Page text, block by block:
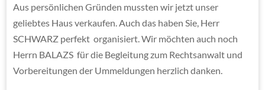
Aus persönlichen Gründen mussten wir jetzt unser
geliebtes Haus verkaufen. Auch das haben Sie, Herr
SCHWARZ perfekt organisiert. Wir möchten auch noch
Herrn BALAZS für die Begleitung zum Rechtsanwalt und
Vorbereitungen der Ummeldungen herzlich danken.